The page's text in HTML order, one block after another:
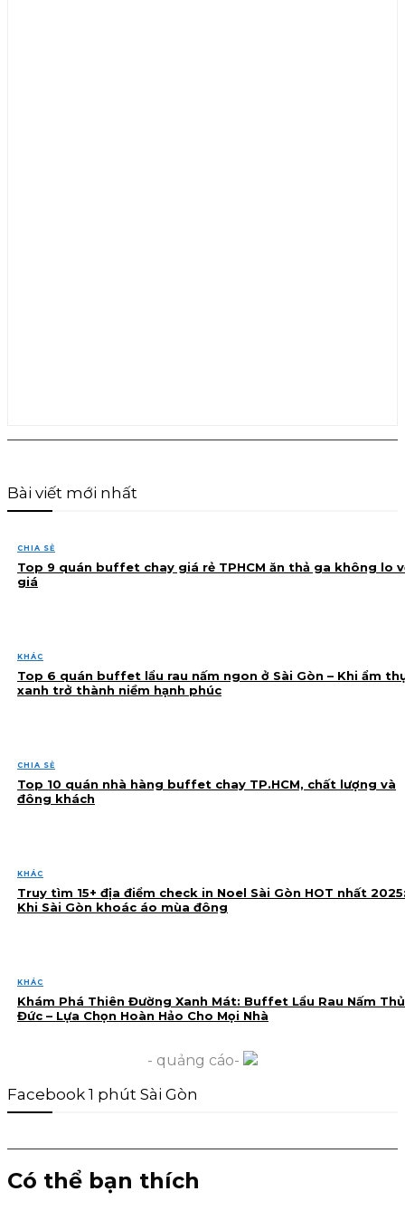
Bài viết mới nhất
CHIA SẺ
Top 9 quán buffet chay giá rẻ TPHCM ăn thả ga không lo
giá
KHÁC
Top 6 quán buffet lẩu rau nấm ngon ở Sài Gòn – Khi ẩm
xanh trở thành niềm hạnh phúc
CHIA SẺ
Top 10 quán nhà hàng buffet chay TP.HCM, chất lượng và
đông khách
KHÁC
Truy tìm 15+ địa điểm check in Noel Sài Gòn HOT nhất
Khi Sài Gòn khoác áo mùa đông
KHÁC
Khám Phá Thiên Đường Xanh Mát: Buffet Lẩu Rau Nấm Thủ
Đức – Lựa Chọn Hoàn Hảo Cho Mọi Nhà
- quảng cáo-
Facebook 1 phút Sài Gòn
Có thể bạn thích